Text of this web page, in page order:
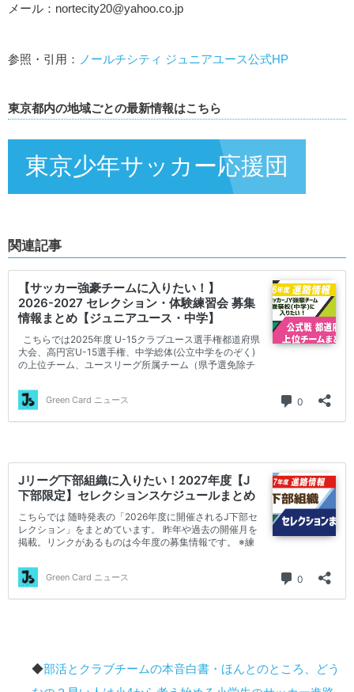
メール： nortecity20@yahoo.co.jp
参照・引用： ノールチシティ ジュニアユース公式HP
東京都内の地域ごとの最新情報はこちら
東京少年サッカー応援団
関連記事
◆部活とクラブチームの本音白書・ほんとのところ、どう